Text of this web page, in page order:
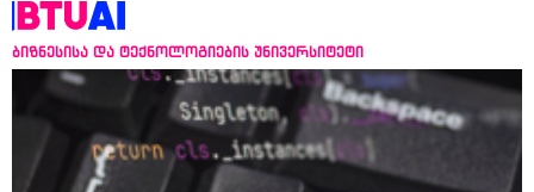
ბიზნესისა და ტექნოლოგიების უნივერსიტეტი